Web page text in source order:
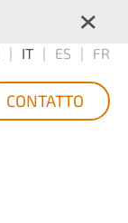
×
IT ES FR
CONTATTO